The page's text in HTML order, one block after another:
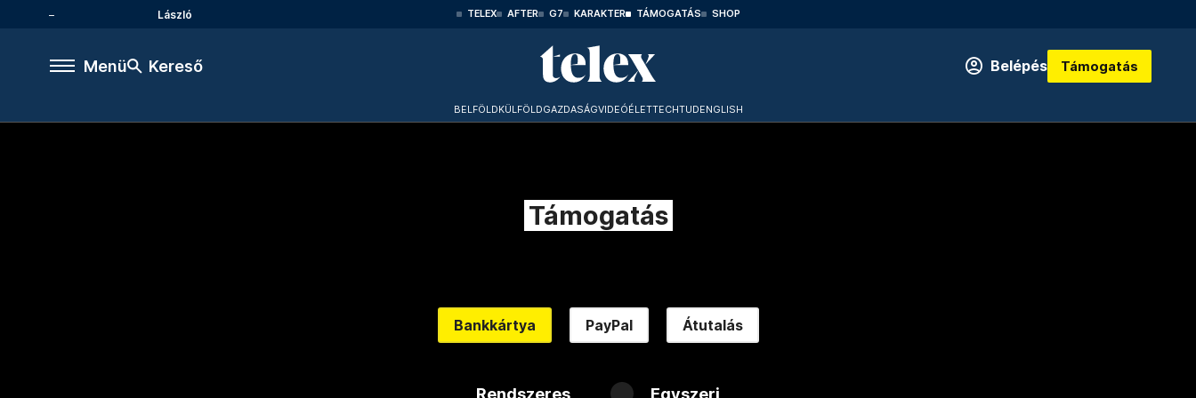
László TELEX AFTER G7 KARAKTER TÁMOGATÁS SHOP
Menü Kereső Belépés Támogatás
BELFÖLDKÜLFÖLDGAZDASÁGVIDEÓÉLETTECHTUDENGLISH
Támogatás
Bankkártya PayPal Átutalás
Rendszeres Egyszeri